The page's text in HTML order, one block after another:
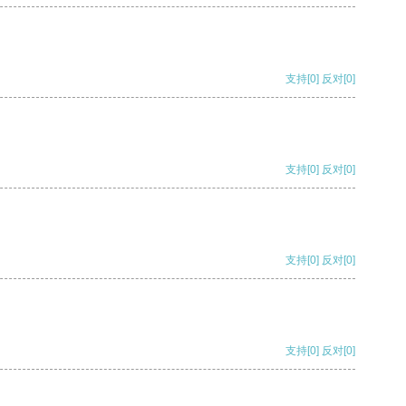
支持[0] 反对[0]
支持[0] 反对[0]
支持[0] 反对[0]
支持[0] 反对[0]